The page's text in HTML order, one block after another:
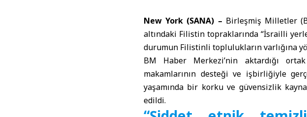
New York (SANA) – Birleşmiş Milletler
altındaki Filistin topraklarında “İsrailli
durumun Filistinli toplulukların varlığına
BM Haber Merkezi’nin aktardığı
makamlarının desteği ve işbirliğiyle
yaşamında bir korku ve güvensizlik
edildi.